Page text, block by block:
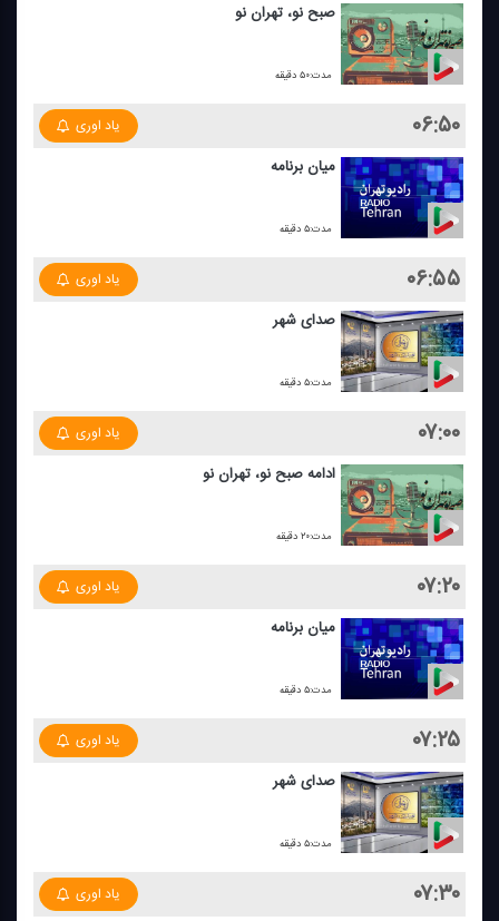
صبح نو، تهران نو
مدت:۵۰ دقیقه
۰۶:۵۰ یاد اوری
میان برنامه
مدت:۵ دقیقه
۰۶:۵۵ یاد اوری
صدای شهر
مدت:۵ دقیقه
۰۷:۰۰ یاد اوری
ادامه صبح نو، تهران نو
مدت:۲۰ دقیقه
۰۷:۲۰ یاد اوری
میان برنامه
مدت:۵ دقیقه
۰۷:۲۵ یاد اوری
صدای شهر
مدت:۵ دقیقه
۰۷:۳۰ یاد اوری